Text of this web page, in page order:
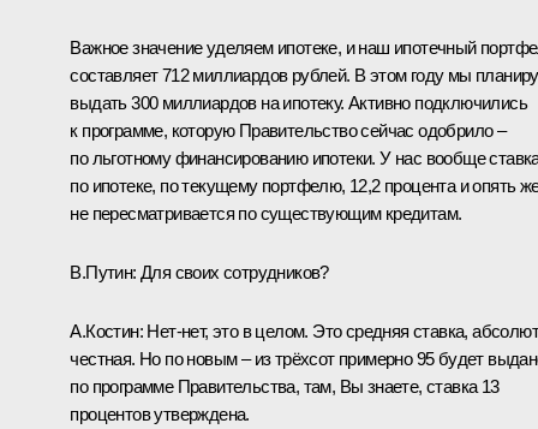
Важное значение уделяем ипотеке, и наш ипотечный
составляет 712 миллиардов рублей. В этом году мы
выдать 300 миллиардов на ипотеку. Активно подключились
к программе, которую Правительство сейчас одобрило –
по льготному финансированию ипотеки. У нас вообще
по ипотеке, по текущему портфелю, 12,2 процента и опять
не пересматривается по существующим кредитам.
В.Путин: Для своих сотрудников?
А.Костин: Нет-нет, это в целом. Это средняя ставка,
честная. Но по новым – из трёхсот примерно 95 будет
по программе Правительства, там, Вы знаете, ставка 13
процентов утверждена.